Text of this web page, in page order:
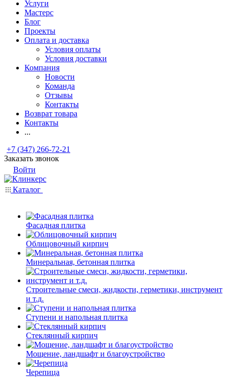
Услуги
Мастерс
Блог
Проекты
Оплата и доставка
Условия оплаты
Условия доставки
Компания
Новости
Команда
Отзывы
Контакты
Возврат товара
Контакты
...
+7 (347) 266-72-21
Заказать звонок
Войти
Каталог
Фасадная плитка
Облицовочный кирпич
Минеральная, бетонная плитка
Строительные смеси, жидкости, герметики, инструмент
и т.д.
Ступени и напольная плитка
Cтеклянный кирпич
Мощение, ландшафт и благоустройство
Черепица